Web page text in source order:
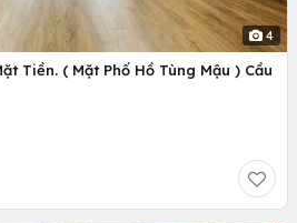
4
Tiền. ( Mặt Phố Hồ Tùng Mậu ) Cầu